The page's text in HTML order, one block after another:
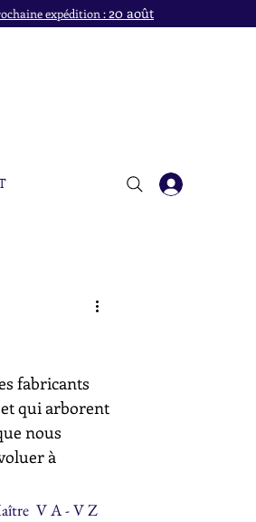
expédition :20 août
fabricants
qui arborent
nous
à
V A - V Z